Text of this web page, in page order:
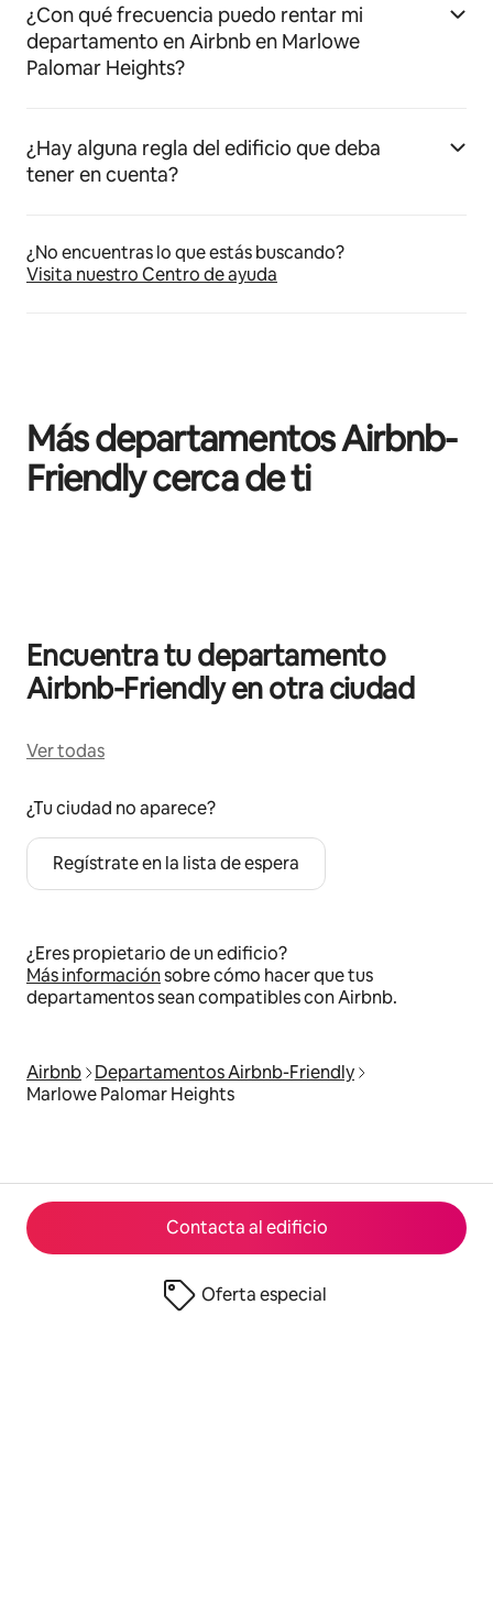
Contacta al edificio
Oferta especial
¿Con qué frecuencia puedo rentar mi
departamento en Airbnb en Marlowe
Palomar Heights?
¿Hay alguna regla del edificio que deba
tener en cuenta?
¿No encuentras lo que estás buscando?
Visita nuestro Centro de ayuda
Más departamentos Airbnb-
Friendly cerca de ti
Encuentra tu departamento
Airbnb-Friendly en otra ciudad
Ver todas
¿Tu ciudad no aparece?
Regístrate en la lista de espera
¿Eres propietario de un edificio?
Más informaciónsobre cómo hacer que tus
departamentos sean compatibles con Airbnb.
Airbnb
Departamentos Airbnb-Friendly
Marlowe Palomar Heights